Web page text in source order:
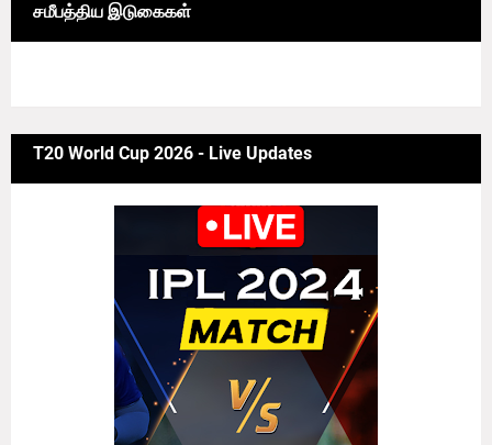
சமீபத்திய இடுகைகள்
T20 World Cup 2026 - Live Updates